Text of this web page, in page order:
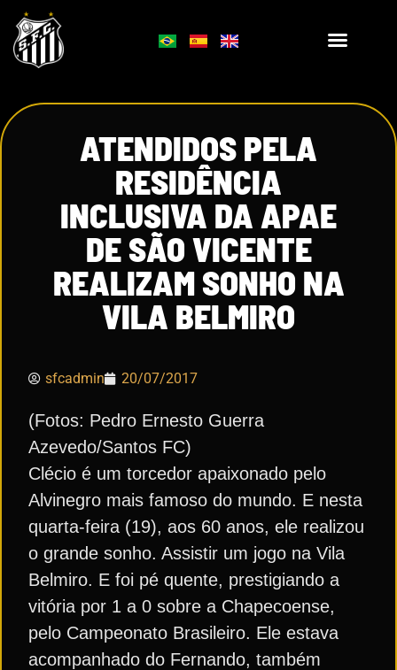
ATENDIDOS PELA
RESIDÊNCIA
INCLUSIVA DA APAE
DE SÃO VICENTE
REALIZAM SONHO NA
VILA BELMIRO
sfcadmin 20/07/2017
(Fotos: Pedro Ernesto Guerra
Azevedo/Santos FC)
Clécio é um torcedor apaixonado pelo
Alvinegro mais famoso do mundo. E nesta
quarta-feira (19), aos 60 anos, ele realizou
o grande sonho. Assistir um jogo na Vila
Belmiro. E foi pé quente, prestigiando a
vitória por 1 a 0 sobre a Chapecoense,
pelo Campeonato Brasileiro. Ele estava
acompanhado do Fernando, também